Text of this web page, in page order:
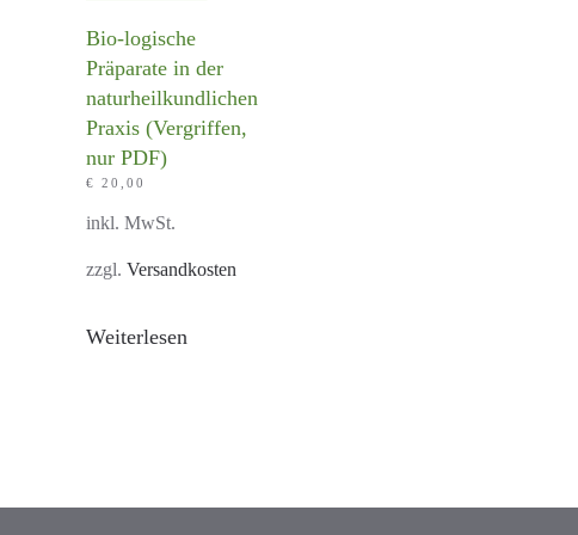
Bio-logische
Präparate in der
naturheilkundlichen
Praxis (Vergriffen,
nur PDF)
€ 20,00
inkl. MwSt.
zzgl. Versandkosten
Weiterlesen